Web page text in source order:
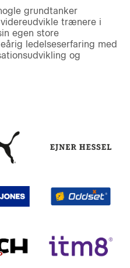
grundtanker
trænere i
egen store
ledelseserfaring med
og